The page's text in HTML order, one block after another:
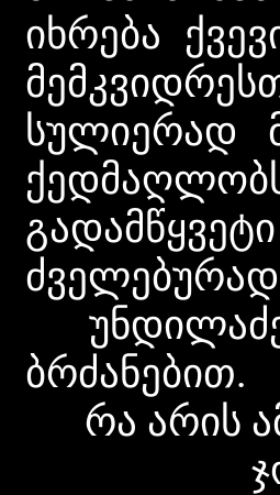
იხრება
სულიერად
უნდილაძე
ბრძანებით.
რა არის ამ